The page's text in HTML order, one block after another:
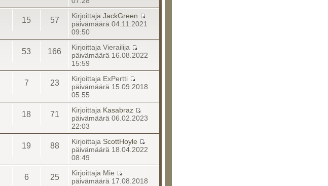
15 57 Kirjoittaja JackGreen
päivämäärä 04.11.2021
09:50
53 166
Kirjoittaja Vierailija
päivämäärä 16.08.2022
15:59
7 23
Kirjoittaja ExPertti
päivämäärä 15.09.2018
05:55
18 71 Kirjoittaja Kasabraz
päivämäärä 06.02.2023
22:03
19 88 Kirjoittaja ScottHoyle
päivämäärä 18.04.2022
08:49
6 25
Kirjoittaja Mie
päivämäärä 17.08.2018